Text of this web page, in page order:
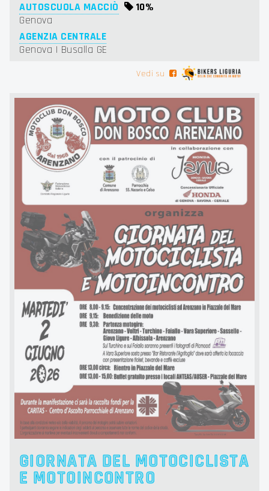
AUTOSCUOLA MACCIÒ
10%
Genova
AGENZIA CENTRALE
Genova | Busalla GE
Vedi su
GIORNATA DEL MOTOCICLISTA
E MOTOINCONTRO